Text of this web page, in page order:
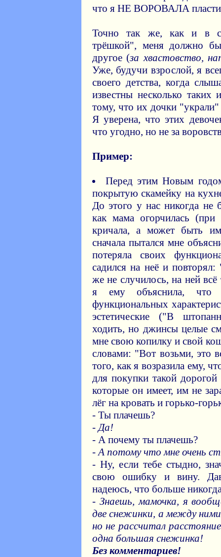
что я НЕ ВОРОВАЛА
Точно так же, как и в
трёшкой", меня должно
другое (за хвастовство,
Уже, будучи взрослой, я
своего детства, когда
известны несколько таких
тому, что их дочки
Я уверена, что этих
что угодно, но не за
Пример:
Перед этим Новым
покрытую скамейку на
До этого у нас никогда не
как мама огорчилась
кричала, а может быть
сначала пытался мне
потеряла своих
садился на неё и
же не случилось, на ней
я ему объяснила,
функциональных
эстетические ("В
ходить, но джинсы целые
мне свою копилку и свой
словами: "Вот возьми, это
того, как я возразила ему,
для покупки такой
которые он имеет, им не
лёг на кровать и горько-
- Ты плачешь?
- Да!
- А почему ты плачешь?
- А потому что мне очень
- Ну, если тебе стыдно,
свою ошибку и вину.
надеюсь, что больше
- Знаешь, мамочка, я
две снежинки, а между
но не рассчитал
одна большая снежинка!
Без комментариев!